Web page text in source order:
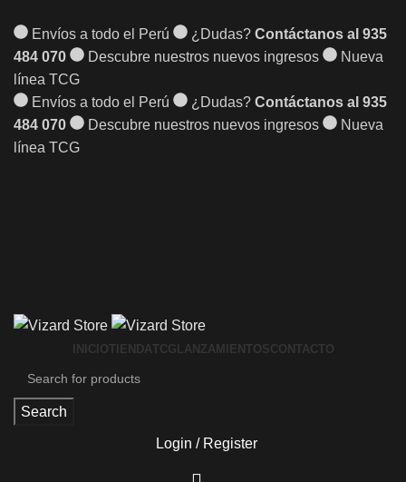
Envíos a todo el Perú ¿Dudas? Contáctanos al 935
484 070
Descubre nuestros nuevos ingresos
Nueva
línea TCG
Envíos a todo el Perú
¿Dudas? Contáctanos al 935
484 070
Descubre nuestros nuevos ingresos
Nueva
línea TCG
INICIOTIENDATCG LANZAMIENTOSCONTACTO
Search
Login / Register